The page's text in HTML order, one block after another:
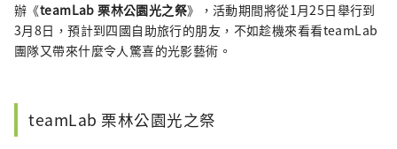
辦《teamLab 栗林公園光之祭》，活動期間將從1月25日舉行到
3月8日，預計到四國自助旅行的朋友，不如趁機來看看teamLab
團隊又帶來什麼令人驚喜的光影藝術。
teamLab 栗林公園光之祭